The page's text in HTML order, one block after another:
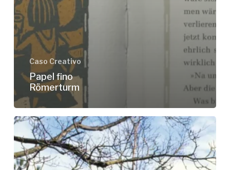
Caso Creativo
Papel fino
Römerturm
Sociedad
Alemana
de
Gestión
de
Recursos